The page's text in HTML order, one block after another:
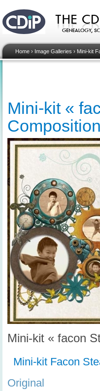
Home › Image Galleries › Mini-kit
Mini-kit «
Composition
Mini-kit « facon
Mini-kit Facon
Original